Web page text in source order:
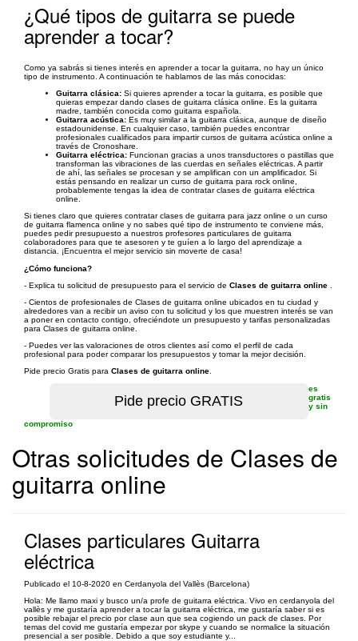
¿Qué tipos de guitarra se puede
aprender a tocar?
Como ya sabrás si tienes interés en aprender a tocar la guitarra, no hay un único
tipo de instrumento. A continuación te hablamos de las más conocidas:
Guitarra clásica: Si quieres aprender a tocar la guitarra, es posible que
quieras empezar dando clases de guitarra clásica online. Es la guitarra
madre, también conocida como guitarra española.
Guitarra acústica: Es muy similar a la guitarra clásica, aunque de diseño
estadounidense. En cualquier caso, también puedes encontrar
profesionales cualificados para impartir cursos de guitarra acústica online a
través de Cronoshare.
Guitarra eléctrica: Funcionan gracias a unos transductores o pastillas que
transforman las vibraciones de las cuerdas en señales eléctricas. A partir
de ahí, las señales se procesan y se amplifican con un amplificador. Si
estás pensando en realizar un curso de guitarra para rock online,
probablemente tengas la idea de contratar clases de guitarra eléctrica
online.
Si tienes claro que quieres contratar clases de guitarra para jazz online o un curso
de guitarra flamenca online y no sabes qué tipo de instrumento te conviene más,
puedes pedir presupuesto a nuestros profesores particulares de guitarra
colaboradores para que te asesoren y te guíen a lo largo del aprendizaje a
distancia. ¡Encuentra el mejor servicio sin moverte de casa!
¿Cómo funciona?
- Explica tu solicitud de presupuesto para el servicio de Clases de guitarra online
- Cientos de profesionales de Clases de guitarra online ubicados en tu ciudad y
alrededores van a recibir un aviso con tu solicitud y los que muestren interés se van
a poner en contacto contigo, ofreciéndote un presupuesto y tarifas personalizadas
para Clases de guitarra online.
- Puedes ver las valoraciones de otros clientes así como el perfil de cada
profesional para poder comparar los presupuestos y tomar la mejor decisión.
Pide precio Gratis para Clases de guitarra online
es
gratis
y sin
compromiso
Otras solicitudes de Clases de
guitarra online
Clases particulares Guitarra
eléctrica
Publicado el 10-8-2020 en Cerdanyola del Vallès (Barcelona)
Hola: Me llamo maxi y busco un/a profe de guitarra eléctrica. Vivo en cerdanyola del
vallès y me gustaría aprender a tocar la guitarra eléctrica, me gustaría saber si es
posible rebajar el precio por clase aun que sea cogiendo un pack de clases. Por
temas del covid me gustaría empezar por skype y cuando se normalice la situación
presencial a ser posible. Debido a que soy estudiante y...